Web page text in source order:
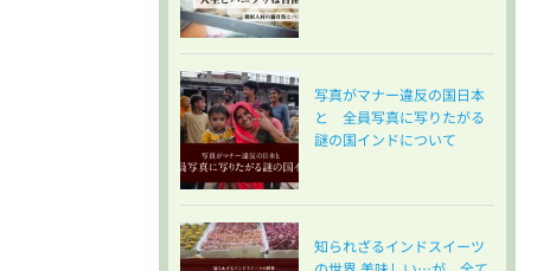
写真がマナー違反の国日本
と 全員写真に写りたがる
謎の国インドについて
知られざるインドスイーツ